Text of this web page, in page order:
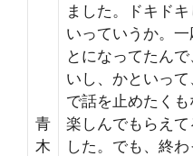
青
木
ました。ドキド
いっていうか。
とになってたん
いし、かといっ
で話を止めたく
楽しんでもらえ
した。でも、終